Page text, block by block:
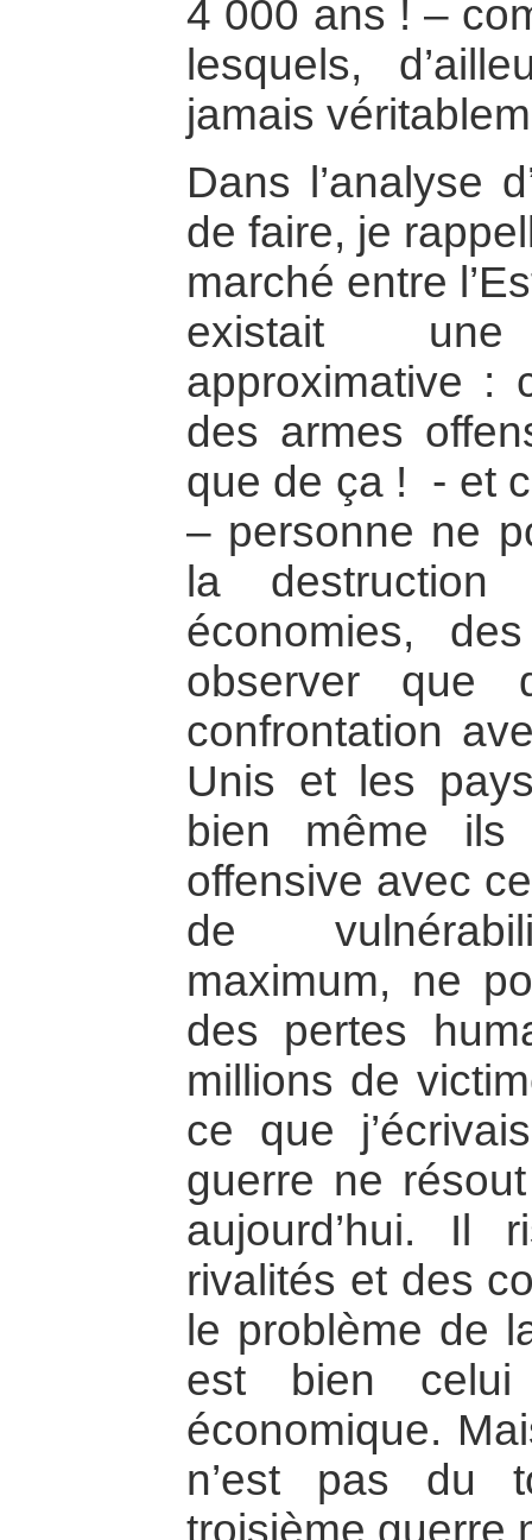
4 000 ans ! –
lesquels,
jamais
Dans l’analyse
de faire, je
marché entre
existait
approximative :
des armes
que de ça ! - et
– personne ne
la
économies,
observer que
confrontation
Unis et les
bien même ils
offensive avec
de
maximum, ne
des pertes
millions de
ce que
guerre ne
aujourd’hui. Il
rivalités et des
le problème de
est bien celui
économique.
n’est pas du
troisième guerre